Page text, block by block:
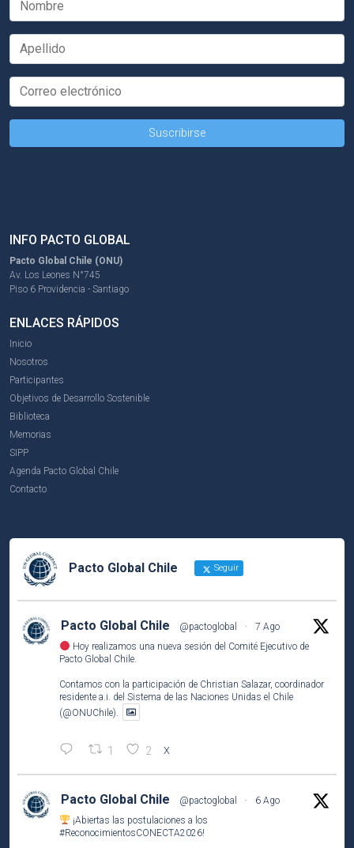
INFO PACTO GLOBAL
Pacto Global Chile (ONU)
Av. Los Leones N°745
Piso 6 Providencia - Santiago
ENLACES RÁPIDOS
Inicio
Nosotros
Participantes
Objetivos de Desarrollo Sostenible
Biblioteca
Memorias
SIPP
Agenda Pacto Global Chile
Contacto
Pacto Global Chile Seguir
Pacto Global Chile @pactoglobal ·
7 Ago
Hoy realizamos una nueva sesión del Comité Ejecutivo de
Pacto Global Chile.
Contamos con la participación de Christian Salazar, coordinador
residente a.i. del Sistema de las Naciones Unidas el Chile
(@ONUChile).
1 2 X
Pacto Global Chile @pactoglobal ·
6 Ago
¡Abiertas las postulaciones a los
#ReconocimientosCONECTA2026!